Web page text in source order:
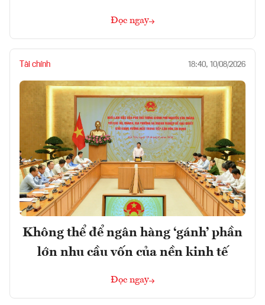
Đọc ngay
Tài chính 18:40, 10/08/2026
Không thể để ngân hàng ‘gánh’ phần
lớn nhu cầu vốn của nền kinh tế
Đọc ngay